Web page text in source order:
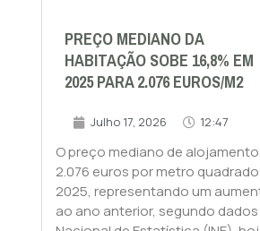
PREÇO MEDIANO DA
HABITAÇÃO SOBE 16,8% EM
2025 PARA 2.076 EUROS/M2
Julho 17, 2026 12:47
O preço mediano de
2.076 euros por metro
2025, representando um
ao ano anterior, segundo